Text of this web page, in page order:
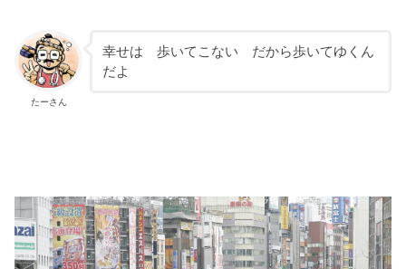
たーさん
幸せは 歩いてこない だから歩いてゆくん
だよ